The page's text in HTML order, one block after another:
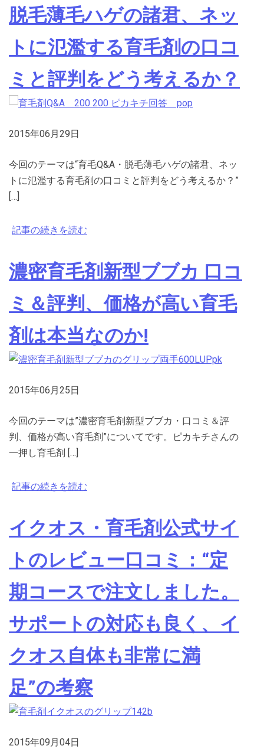
脱毛薄毛ハゲの諸君、ネッ
トに氾濫する育毛剤の口コ
ミと評判をどう考えるか？
2015年06月29日
今回のテーマは“育毛Q&A・脱毛薄毛ハゲの諸君、ネッ
トに氾濫する育毛剤の口コミと評判をどう考えるか？”
[…]
記事の続きを読む
濃密育毛剤新型ブブカ 口コ
ミ＆評判、価格が高い育毛
剤は本当なのか!
2015年06月25日
今回のテーマは”濃密育毛剤新型ブブカ・口コミ＆評
判、価格が高い育毛剤”についてです。ピカキチさんの
一押し育毛剤 […]
記事の続きを読む
イクオス・育毛剤公式サイ
トのレビュー口コミ：“定
期コースで注文しました。
サポートの対応も良く、イ
クオス自体も非常に満
足”の考察
2015年09月04日